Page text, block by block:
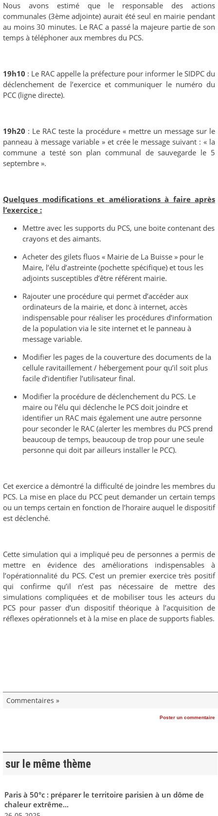
Nous avons estimé que le responsable des actions
communales (3ème adjointe) aurait été seul en mairie pendant
au moins 30 minutes. Le RAC a passé la majeure partie de son
temps à téléphoner aux membres du PCS.
19h10 : Le RAC appelle la préfecture pour informer le SIDPC du
déclenchement de l’exercice et communiquer le numéro du
PCC (ligne directe).
19h20 : Le RAC teste la procédure « mettre un message sur le
panneau à message variable » et crée le message suivant : « la
commune a testé son plan communal de sauvegarde le 5
septembre ».
Quelques modifications et améliorations à faire après
l’exercice :
Mettre avec les supports du PCS, une boite contenant des
crayons et des aimants.
Acheter des gilets fluos « Mairie de La Buisse » pour le
Maire, l’élu d’astreinte (pochette spécifique) et tous les
adjoints susceptibles d’être référent mairie.
Rajouter une procédure qui permet d’accéder aux
ordinateurs de la mairie, et donc à internet, accès
indispensable pour réaliser les procédures d’information
de la population via le site internet et le panneau à
message variable.
Modifier les pages de la couverture des documents de la
cellule ravitaillement / hébergement pour qu’il soit plus
facile d’identifier l’utilisateur final.
Modifier la procédure de déclenchement du PCS. Le
maire ou l’élu qui déclenche le PCS doit joindre et
identifier un RAC mais également une autre personne
pour seconder le RAC (alerter les membres du PCS prend
beaucoup de temps, beaucoup de trop pour une seule
personne qui doit par ailleurs installer le PCC).
Cet exercice a démontré la difficulté de joindre les membres du
PCS. La mise en place du PCC peut demander un certain temps
ou un temps certain en fonction de l’horaire auquel le dispositif
est déclenché.
Cette simulation qui a impliqué peu de personnes a permis de
mettre en évidence des améliorations indispensables à
l’opérationnalité du PCS. C’est un premier exercice très positif
qui confirme qu’il n’est pas nécessaire de mettre des
simulations compliquées et de mobiliser tous les acteurs du
PCS pour passer d’un dispositif théorique à l’acquisition de
réflexes opérationnels et à la mise en place de supports fiables.
Commentaires »
Poster un commentaire
sur le même thème
Paris à 50°c : préparer le territoire parisien à un dôme de
chaleur extrême...